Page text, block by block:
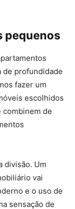
pequenos
de profundidade
fazer um
escolhidos
combinem de
divisão. Um
vai
e o uso de
sensação de